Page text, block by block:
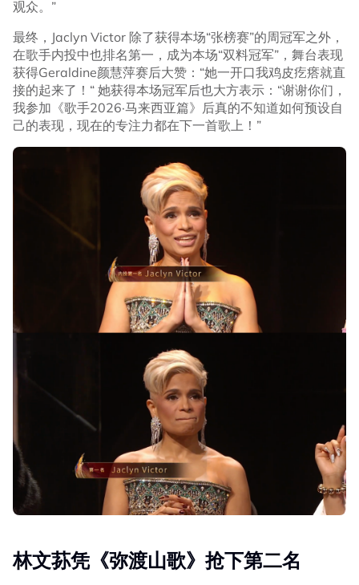
观众。”
最终，Jaclyn Victor 除了获得本场“张榜赛”的周冠军之外，
在歌手内投中也排名第一，成为本场“双料冠军”，舞台表现
获得Geraldine颜慧萍赛后大赞：“她一开口我鸡皮疙瘩就直
接的起来了！“ 她获得本场冠军后也大方表示：“谢谢你们，
我参加《歌手2026·马来西亚篇》后真的不知道如何预设自
己的表现，现在的专注力都在下一首歌上！”
林文荪凭《弥渡山歌》抢下第二名